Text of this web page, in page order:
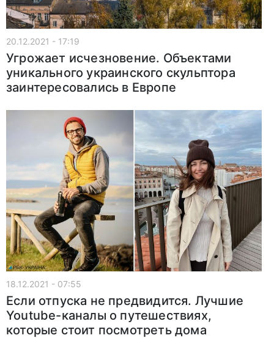
20.12.2021 - 17:19
Угрожает исчезновение. Объектами
уникального украинского скульптора
заинтересовались в Европе
18.12.2021 - 07:55
Если отпуска не предвидится. Лучшие
Youtube-каналы о путешествиях,
которые стоит посмотреть дома